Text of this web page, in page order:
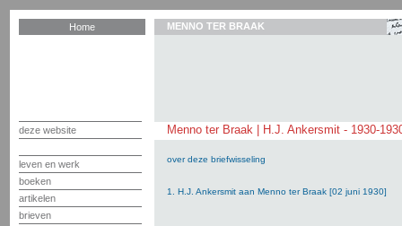
Home
deze website
leven en werk
boeken
artikelen
brieven
MENNO TER BRAAK
Menno ter Braak | H.J. Ankersmit - 1930-
over deze briefwisseling
1. H.J. Ankersmit aan Menno ter Braak [02 juni 1930]